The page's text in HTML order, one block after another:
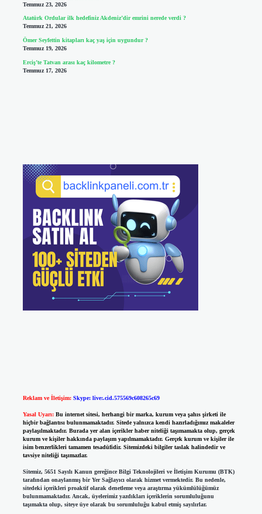
Temmuz 23, 2026
Atatürk Ordular ilk hedefiniz Akdeniz’dir emrini nerede verdi ?
Temmuz 21, 2026
Ömer Seyfettin kitapları kaç yaş için uygundur ?
Temmuz 19, 2026
Erciş’te Tatvan arası kaç kilometre ?
Temmuz 17, 2026
Reklam ve İletişim: Skype: live:.cid.575569c608265c69
Yasal Uyarı: Bu internet sitesi, herhangi bir marka, kurum veya şahıs şirketi ile
hiçbir bağlantısı bulunmamaktadır. Sitede yalnızca kendi hazırladığımız makaleler
paylaşılmaktadır. Burada yer alan içerikler haber niteliği taşımamakta olup, gerçek
kurum ve kişiler hakkında paylaşım yapılmamaktadır. Gerçek kurum ve kişiler ile
isim benzerlikleri tamamen tesadüfidir. Sitemizdeki bilgiler taslak halindedir ve
tavsiye niteliği taşımazlar.
Sitemiz, 5651 Sayılı Kanun gereğince Bilgi Teknolojileri ve İletişim Kurumu (BTK)
tarafından onaylanmış bir Yer Sağlayıcı olarak hizmet vermektedir. Bu nedenle,
sitedeki içerikleri proaktif olarak denetleme veya araştırma yükümlülüğümüz
bulunmamaktadır. Ancak, üyelerimiz yazdıkları içeriklerin sorumluluğunu
taşımakta olup, siteye üye olarak bu sorumluluğu kabul etmiş sayılırlar.